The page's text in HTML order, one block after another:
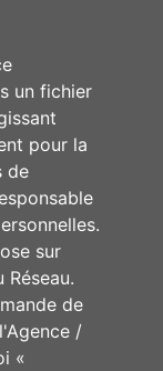
un fichier
pour la
de
sur
de
/
«